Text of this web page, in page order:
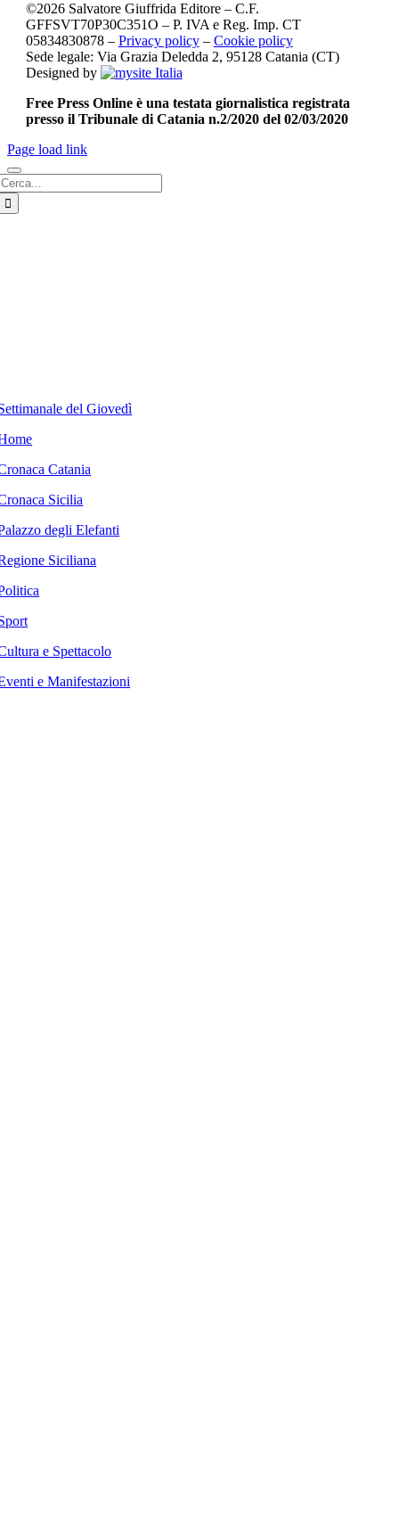
©2026Salvatore Giuffrida Editore – C.F.
GFFSVT70P30C351O – P. IVA e Reg. Imp. CT
05834830878 – Privacy policy– Cookie policy
Sede legale: Via Grazia Deledda 2, 95128 Catania (CT)
Designed by
Free Press Online è una testata giornalistica registrata
presso il Tribunale di Catania n.2/2020 del 02/03/2020
Page load link
del Giovedì
Catania
Sicilia
degli Elefanti
Siciliana
e Spettacolo
e Manifestazioni